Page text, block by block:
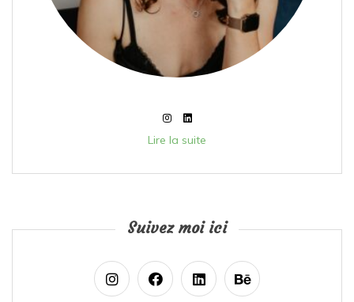
Lire la suite
Suivez moi ici